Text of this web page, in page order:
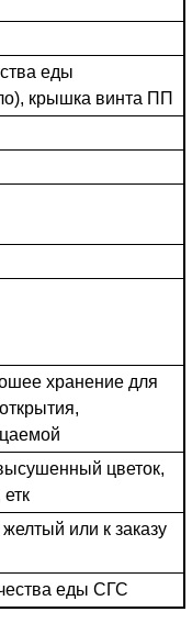
еды
крышка винта ПП
хранение для
цветок,
или к заказу
еды СГС